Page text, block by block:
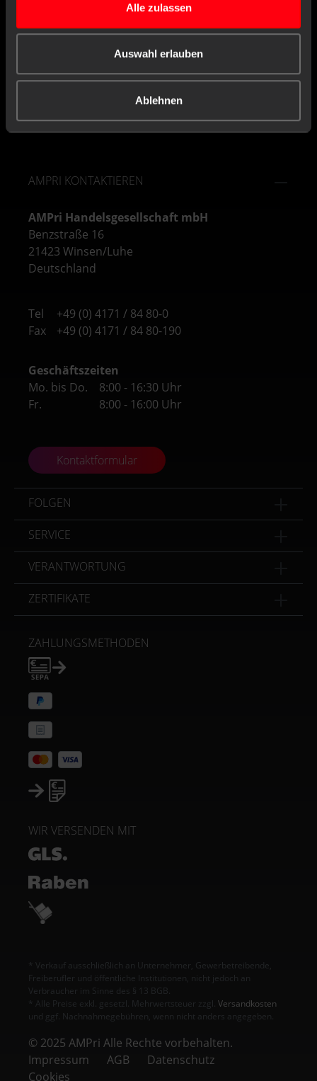
Alle zulassen
Auswahl erlauben
Ablehnen
OP Maske, blau, Typ IIR, Med-Comfort
AMPRI KONTAKTIEREN
AMPri Handelsgesellschaft mbH
Benzstraße 16
21423 Winsen/Luhe
Deutschland
Tel
+49 (0) 4171 / 84 80-0
Fax
+49 (0) 4171 / 84 80-190
Geschäftszeiten
Mo. bis Do.
8:00 - 16:30 Uhr
Fr.
8:00 - 16:00 Uhr
Kontaktformular
FOLGEN
SERVICE
VERANTWORTUNG
ZERTIFIKATE
ZAHLUNGSMETHODEN
WIR VERSENDEN MIT
* Verkauf ausschließlich an Unternehmer, Gewerbetreibende,
Freiberufler und öffentliche Institutionen, nicht jedoch an
Verbraucher im Sinne des § 13 BGB.
* Alle Preise exkl. gesetzl. Mehrwertsteuer zzgl. Versandkosten
und ggf. Nachnahmegebühren, wenn nicht anders angegeben.
© 2025 AMPri Alle Rechte vorbehalten.
Impressum
AGB
Datenschutz
Cookies